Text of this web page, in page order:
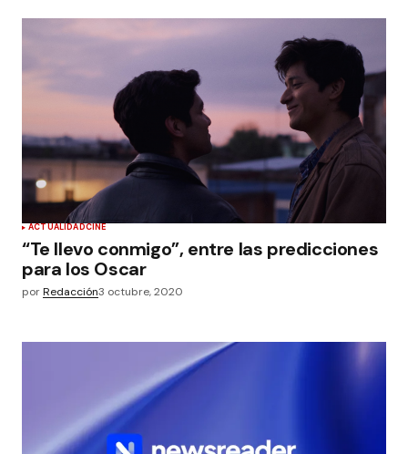
ACTUALIDADCINE
“Te llevo conmigo”, entre las predicciones
para los Oscar
porRedacción3 octubre, 2020